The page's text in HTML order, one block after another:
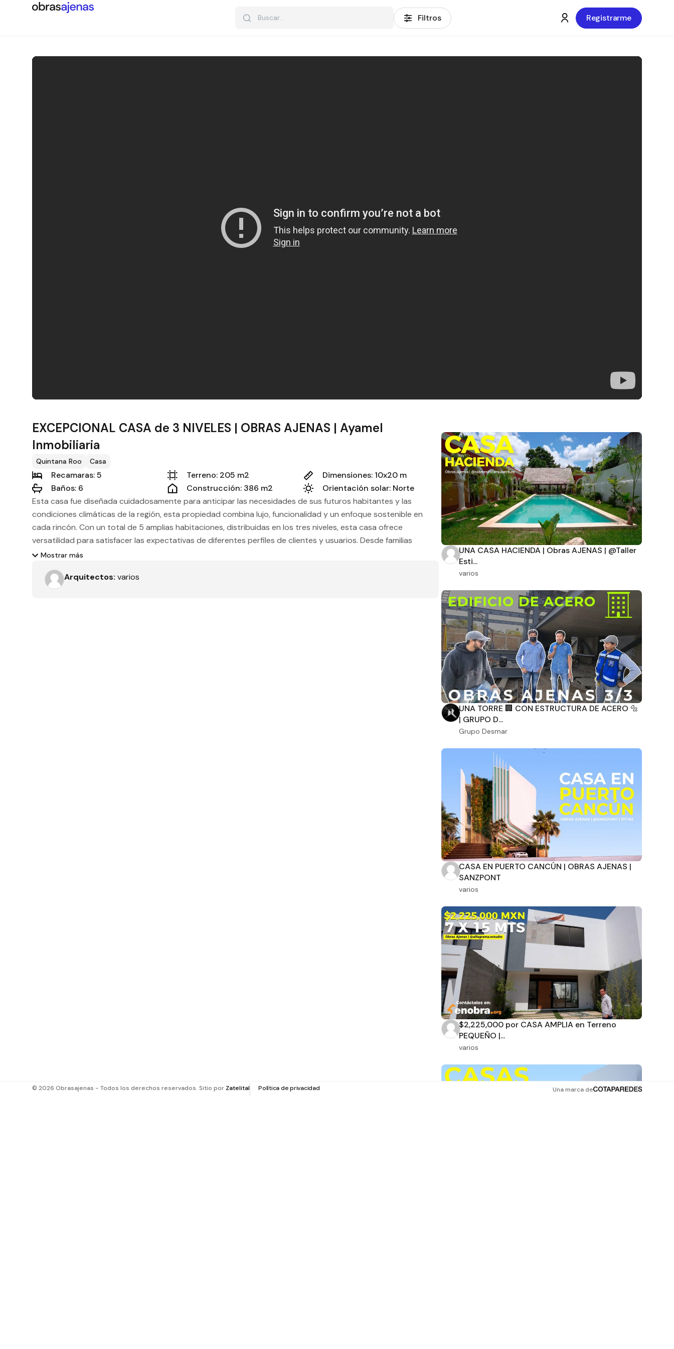
Filtros Registrarme
EXCEPCIONAL CASA de 3 NIVELES | OBRAS AJENAS | Ayamel
Inmobiliaria
Quintana Roo Casa
Recamaras: 5
Baños: 6
Terreno: 205 m2
Construcción: 386 m2
Dimensiones: 10x20 m
Orientación solar: Norte
Esta casa fue diseñada cuidadosamente para anticipar las necesidades de sus futuros habitantes y las
condiciones climáticas de la región, esta propiedad combina lujo, funcionalidad y un enfoque sostenible en
cada rincón. Con un total de 5 amplias habitaciones, distribuidas en los tres niveles, esta casa ofrece
versatilidad para satisfacer las expectativas de diferentes perfiles de clientes y usuarios. Desde familias
numerosas hasta parejas que buscan un espacio acogedor, esta casa se adapta a diferentes estilos de vida.
materiales como madera, mármol y vidrio, mientras que en el exterior, se eligió chukum y puertas de aluminio,
para garantizar una mayor durabilidad y reducir costos de mantenimiento. Cada rincón de esta casa fue
Mostrar más
Arquitectos: varios
UNA CASA HACIENDA | Obras AJENAS | @Taller
Esti...
varios
UNA TORRE 🏢 CON ESTRUCTURA DE ACERO 🔩
| GRUPO D...
Grupo Desmar
CASA EN PUERTO CANCÚN | OBRAS AJENAS |
SANZPONT
varios
$2,225,000 por CASA AMPLIA en Terreno
PEQUEÑO |...
varios
© 2026 Obrasajenas - Todos los derechos reservados. Sitio por Zatelital Política de privacidad Una marca de
Filtros
Recamaras Baños
Orientación solar
m2 de terreno